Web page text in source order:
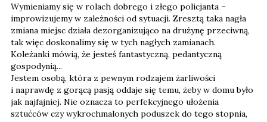
Wymieniamy się w rolach dobrego i złego policjanta –
improwizujemy w zależności od sytuacji. Zresztą taka nagła
zmiana miejsc działa dezorganizująco na drużynę przeciwną,
tak więc doskonalimy się w tych nagłych zamianach.
Koleżanki mówią, że jesteś fantastyczną, pedantyczną
gospodynią...
Jestem osobą, która z pewnym rodzajem żarliwości
i naprawdę z gorącą pasją oddaje się temu, żeby w domu było
jak najfajniej. Nie oznacza to perfekcyjnego ułożenia
sztućców czy wykrochmalonych poduszek do tego stopnia,